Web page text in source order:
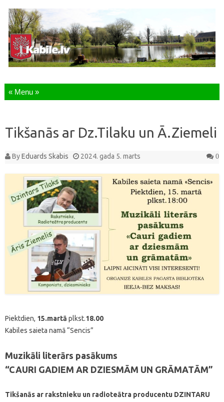
Skip to content
Tikšanās ar Dz.Tilaku un Ā.Ziemeli
ByEduards Skabis 2024. gada 5. marts 0
Piektdien, 15.martā plkst.18.00
Kabiles saieta namā “Sencis”
Muzikāli literārs pasākums
“CAURI GADIEM AR DZIESMĀM UN GRĀMATĀM”
Tikšanās ar rakstnieku un radioteātra producentu DZINTARU